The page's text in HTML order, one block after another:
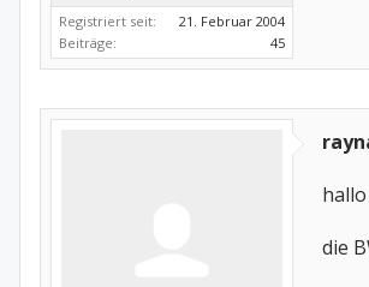
Registriert seit:
21. Februar 2004
Beiträge:
45
die